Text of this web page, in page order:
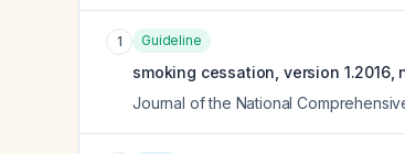
1 Guideline
smoking cessation, version
Journal of the National